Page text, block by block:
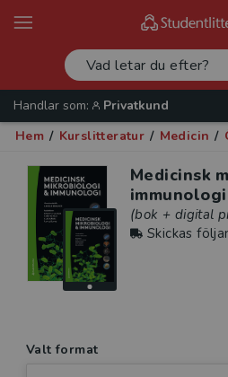
Handlar som:
Privatkund
Hem / Kurslitteratur / Medicin /
Medicinsk
immunologi
(bok + digital
Skickas
Valt format